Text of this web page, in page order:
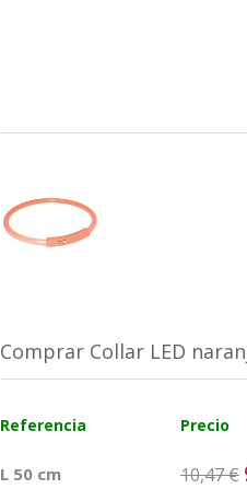
Comprar Collar LED
Referencia Precio
L 50 cm 10,47 €